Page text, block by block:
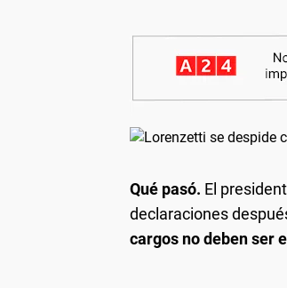
Qué pasó. El
declaraciones
cargos no deben ser